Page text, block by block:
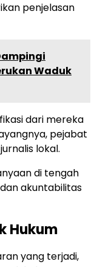
penjelasan
Waduk
dari mereka
pejabat
lokal.
di tengah
akuntabilitas
Hukum
yang terjadi,